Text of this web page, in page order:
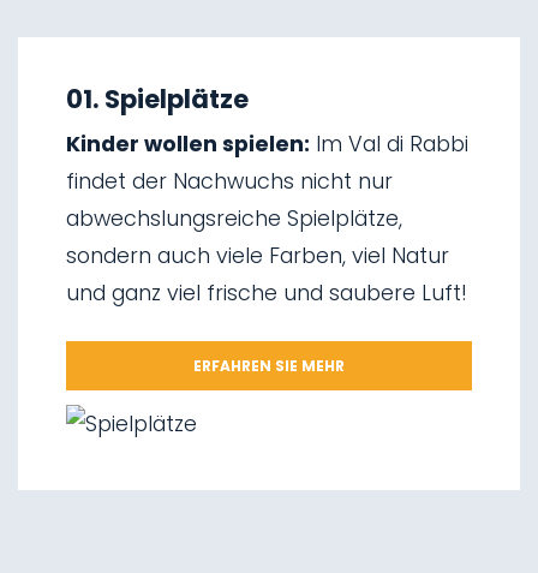
Skitourengehen
Schlittenfahren
Eisklettern
Wasserfälle von Saent
Wasserfälle von Valorz
Hängebrücke
Wegnetz „Via delle Malghe“
01. Spielplätze
Kinder wollen spielen: Im Val di Rabbi
findet der Nachwuchs nicht nur
abwechslungsreiche Spielplätze,
sondern auch viele Farben, viel Natur
und ganz viel frische und saubere Luft!
ERFAHREN SIE MEHR